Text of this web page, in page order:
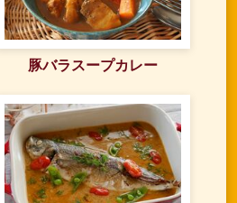
豚バラスープカレー